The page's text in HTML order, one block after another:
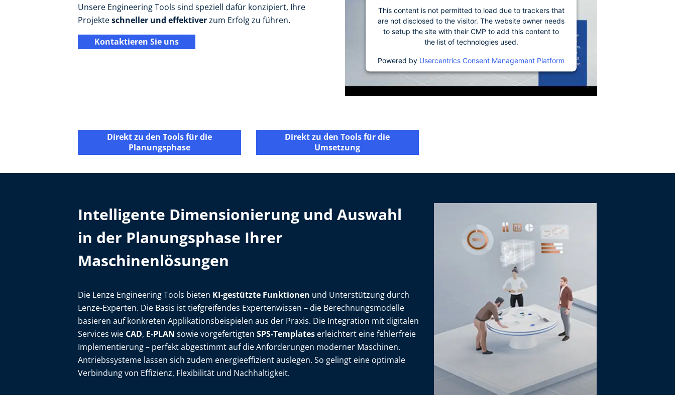
Unsere Engineering Tools sind speziell dafür konzipiert, Ihre
Projekteschneller und effektiverzum Erfolg zu führen.
Kontaktieren Sie uns
This content is not permitted to load due to trackers that
are not disclosed to the visitor. The website owner needs
to setup the site with their CMP to add this content to
the list of technologies used.
Powered by Usercentrics Consent Management Platform
Direkt zu den Tools für die
Planungsphase
Direkt zu den Tools für die
Umsetzung
Intelligente Dimensionierung und Auswahl
in der Planungsphase Ihrer
Maschinenlösungen
Die Lenze Engineering Tools bieten KI-gestützte Funktionen und Unterstützung durch
Lenze-Experten. Die Basis ist tiefgreifendes Expertenwissen – die Berechnungsmodelle
basieren auf konkreten Applikationsbeispielen aus der Praxis. Die Integration mit digitalen
Services wie CAD, E-PLAN sowie vorgefertigten SPS-Templates erleichtert eine fehlerfreie
Implementierung – perfekt abgestimmt auf die Anforderungen moderner Maschinen.
Antriebssysteme lassen sich zudem energieeffizient auslegen. So gelingt eine optimale
Verbindung von Effizienz, Flexibilität und Nachhaltigkeit.